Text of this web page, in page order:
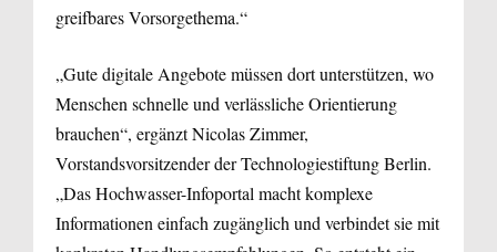
greifbares Vorsorgethema.“
„Gute digitale Angebote müssen dort unterstützen, wo
Menschen schnelle und verlässliche Orientierung
brauchen“, ergänzt Nicolas Zimmer,
Vorstandsvorsitzender der Technologiestiftung Berlin.
„Das Hochwasser-Infoportal macht komplexe
Informationen einfach zugänglich und verbindet sie mit